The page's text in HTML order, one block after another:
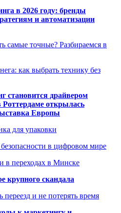
в 2026 году: бренды
и автоматизации
самые точные? Разбираемся в
как выбрать технику без
драйвером
открылась
Европы
для упаковки
в цифровом мире
в переходах в Минске
крупного скандала
переезд и не потерять время